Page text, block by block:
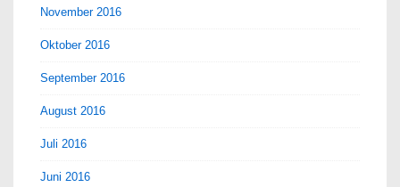
November 2016
Oktober 2016
September 2016
August 2016
Juli 2016
Juni 2016